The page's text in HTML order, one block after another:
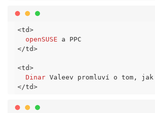
<td>
openSUSE
</td>
<td>
Dinar
</td>